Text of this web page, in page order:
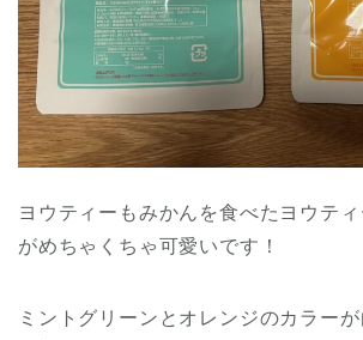
ヨウティーもみかんを食べたヨウテ
がめちゃくちゃ可愛いです！
ミントグリーンとオレンジのカラー